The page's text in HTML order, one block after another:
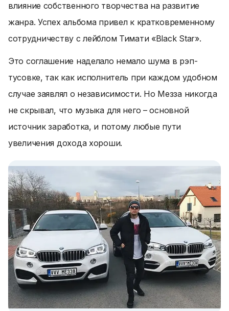
влияние собственного творчества на развитие
жанра. Успех альбома привел к кратковременному
сотрудничеству с лейблом Тимати «Black Star».
Это соглашение наделало немало шума в рэп-
тусовке, так как исполнитель при каждом удобном
случае заявлял о независимости. Но Мезза никогда
не скрывал, что музыка для него – основной
источник заработка, и потому любые пути
увеличения дохода хороши.